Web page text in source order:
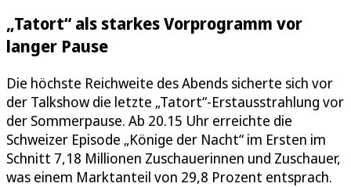
„Tatort“ als starkes Vorprogramm vor
langer Pause
Die höchste Reichweite des Abends sicherte sich vor
der Talkshow die letzte „Tatort“-Erstausstrahlung vor
der Sommerpause. Ab 20.15 Uhr erreichte die
Schweizer Episode „Könige der Nacht“ im Ersten im
Schnitt 7,18 Millionen Zuschauerinnen und Zuschauer,
was einem Marktanteil von 29,8 Prozent entsprach.